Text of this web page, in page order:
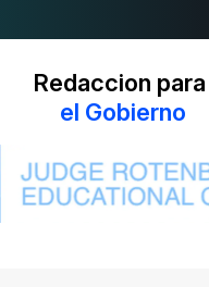
Redaccion para
el Gobierno